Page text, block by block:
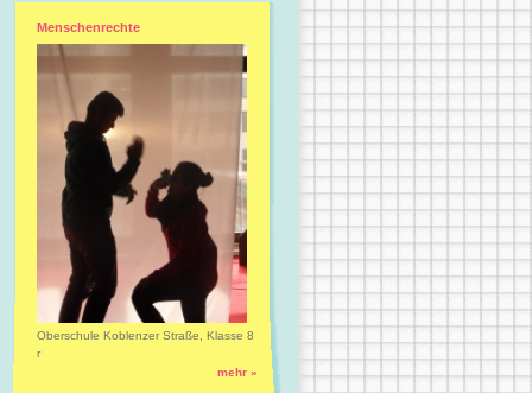
Menschenrechte
Oberschule Koblenzer Straße, Klasse 8
r
mehr »